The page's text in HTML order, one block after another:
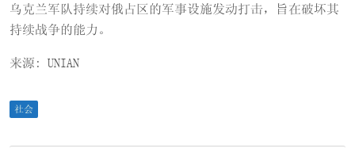
乌克兰军队持续对俄占区的军事设施发动打击，旨在破坏其
持续战争的能力。
来源: UNIAN
社会